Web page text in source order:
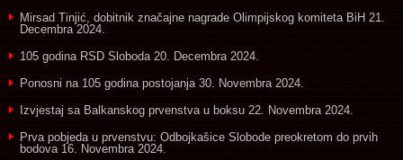
Mirsad Tinjić, dobitnik značajne nagrade Olimpijskog komiteta BiH 21.
Decembra 2024.
105 godina RSD Sloboda 20. Decembra 2024.
Ponosni na 105 godina postojanja 30. Novembra 2024.
Izvjestaj sa Balkanskog prvenstva u boksu 22. Novembra 2024.
Prva pobjeda u prvenstvu: Odbojkašice Slobode preokretom do prvih
bodova 16. Novembra 2024.